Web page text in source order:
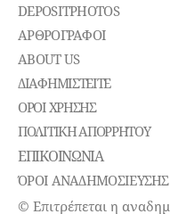
DEPOSITPHOTOS
ΑΡΘΡΟΓΡΑΦΟΙ
ABOUT US
ΔΙΑΦΗΜΙΣΤΕΊΤΕ
ΌΡΟΙ ΧΡΉΣΗΣ
ΠΟΛΙΤΙΚΉ ΑΠΟΡΡΉΤΟΥ
ΕΠΙΚΟΙΝΩΝΊΑ
ΌΡΟΙ ΑΝΑΔΗΜΟΣΙΕΥΣΗΣ
© Επιτρέπεται η